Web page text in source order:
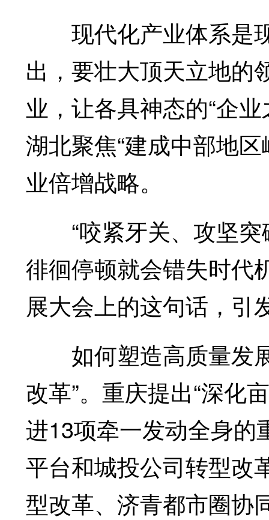
现代化产业体系是
出，要壮大顶天立地的
业，让各具神态的“企
湖北聚焦“建成中部地
业倍增战略。
“咬紧牙关、攻坚突
徘徊停顿就会错失时代
展大会上的这句话，引
如何塑造高质量发展
改革”。重庆提出“深化
进13项牵一发动全身的
平台和城投公司转型改
型改革、济青都市圈协